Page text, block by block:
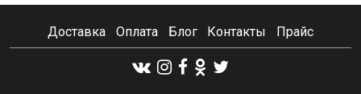
Доставка Оплата Блог Контакты Прайс